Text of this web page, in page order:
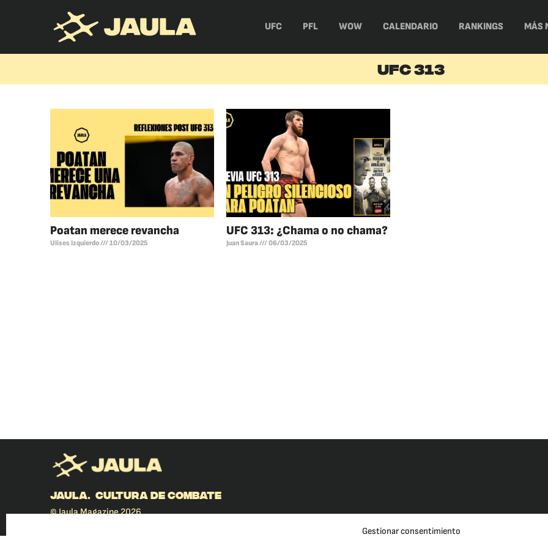
Gestionar consentimiento
UFC PFL WOW CALENDARIO RANKINGS MÁS
UFC 313
Poatan merece revancha
Ulises Izquierdo 10/03/2025
UFC 313: ¿Chama o no chama?
Juan Saura 06/03/2025
JAULA. CULTURA DE COMBATE
© Jaula Magazine 2026